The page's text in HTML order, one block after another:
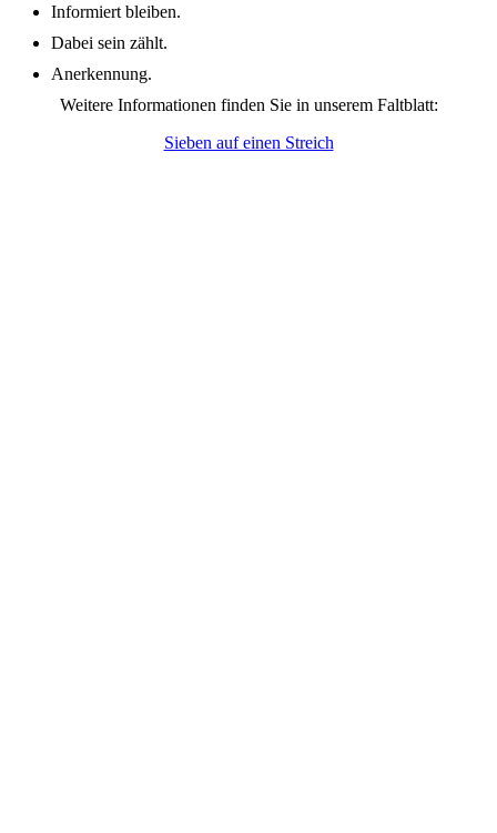
Informiert bleiben.
Dabei sein zählt.
Anerkennung.
Weitere Informationen finden Sie in unserem Faltblatt:
Sieben auf einen Streich